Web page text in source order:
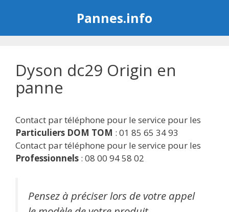
Pannes.info
Dyson dc29 Origin en
panne
Contact par téléphone pour le service pour les
Particuliers DOM TOM : 01 85 65 34 93
Contact par téléphone pour le service pour les
Professionnels : 08 00 94 58 02
Pensez à préciser lors de votre appel